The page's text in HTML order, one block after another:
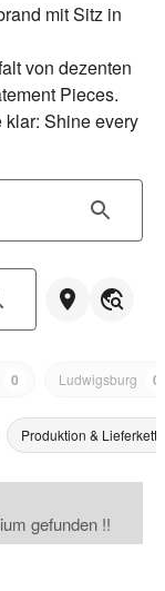
mit Sitz in
von dezenten
Pieces.
Shine every
0 Ludwigsburg 0
Produktion & Lieferkette
gefunden !!